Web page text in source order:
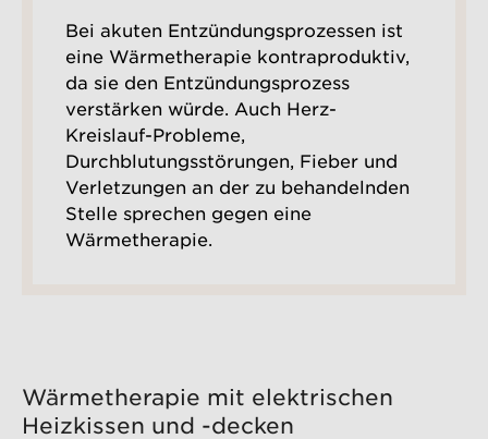
Bei akuten Entzündungsprozessen ist
eine Wärmetherapie kontraproduktiv,
da sie den Entzündungsprozess
verstärken würde. Auch Herz-
Kreislauf-Probleme,
Durchblutungsstörungen, Fieber und
Verletzungen an der zu behandelnden
Stelle sprechen gegen eine
Wärmetherapie.
Wärmetherapie mit elektrischen
Heizkissen und -decken